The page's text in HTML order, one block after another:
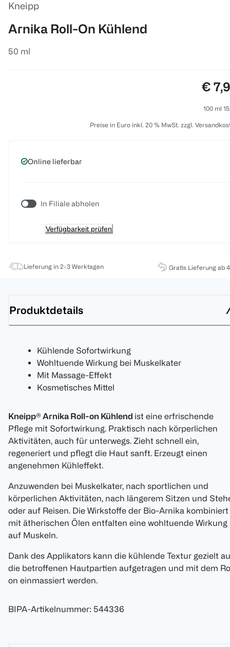
Kneipp
Arnika Roll-On Kühlend
50 ml
€
100 ml
Preise in Euro inkl. 20 % MwSt. zzgl.
Online lieferbar
In Filiale abholen
Verfügbarkeit prüfen
Lieferung in 2-3 Werktagen Gratis Lieferung ab
Produktdetails
Kühlende Sofortwirkung
Wohltuende Wirkung bei Muskelkater
Mit Massage-Effekt
Kosmetisches Mittel
Kneipp® Arnika Roll-on Kühlend ist eine erfrischende
Pflege mit Sofortwirkung. Praktisch nach körperlichen
Aktivitäten, auch für unterwegs. Zieht schnell ein,
regeneriert und pflegt die Haut sanft. Erzeugt einen
angenehmen Kühleffekt.
Anzuwenden bei Muskelkater, nach sportlichen und
körperlichen Aktivitäten, nach längerem Sitzen und
oder auf Reisen. Die Wirkstoffe der Bio-Arnika kombiniert
mit ätherischen Ölen entfalten eine wohltuende Wirkung
auf Muskeln.
Dank des Applikators kann die kühlende Textur gezielt
die betroffenen Hautpartien aufgetragen und mit dem
on einmassiert werden.
BIPA-Artikelnummer: 544336